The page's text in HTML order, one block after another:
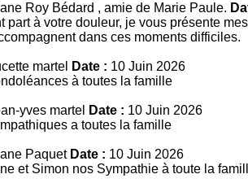
Roy Bédard , amie de Marie Paule.
part à votre douleur, je vous présente
dans ces moments difficiles.
martel Date : 10 Juin 2026
à toutes la famille
yves martel Date : 10 Juin 2026
a toutes la famille
Paquet Date : 10 Juin 2026
et Simon nos Sympathie à toute la